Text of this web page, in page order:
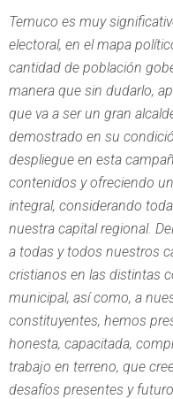
Temuco es muy
electoral, en el mapa
cantidad de población
manera que sin dudarlo,
que va a ser un gran
demostrado en su
despliegue en esta
contenidos y ofreciendo
integral, considerando
nuestra capital regional.
a todas y todos nuestros
cristianos en las distintas
municipal, así como, a
constituyentes, hemos
honesta, capacitada,
trabajo en terreno, que
desafíos presentes y